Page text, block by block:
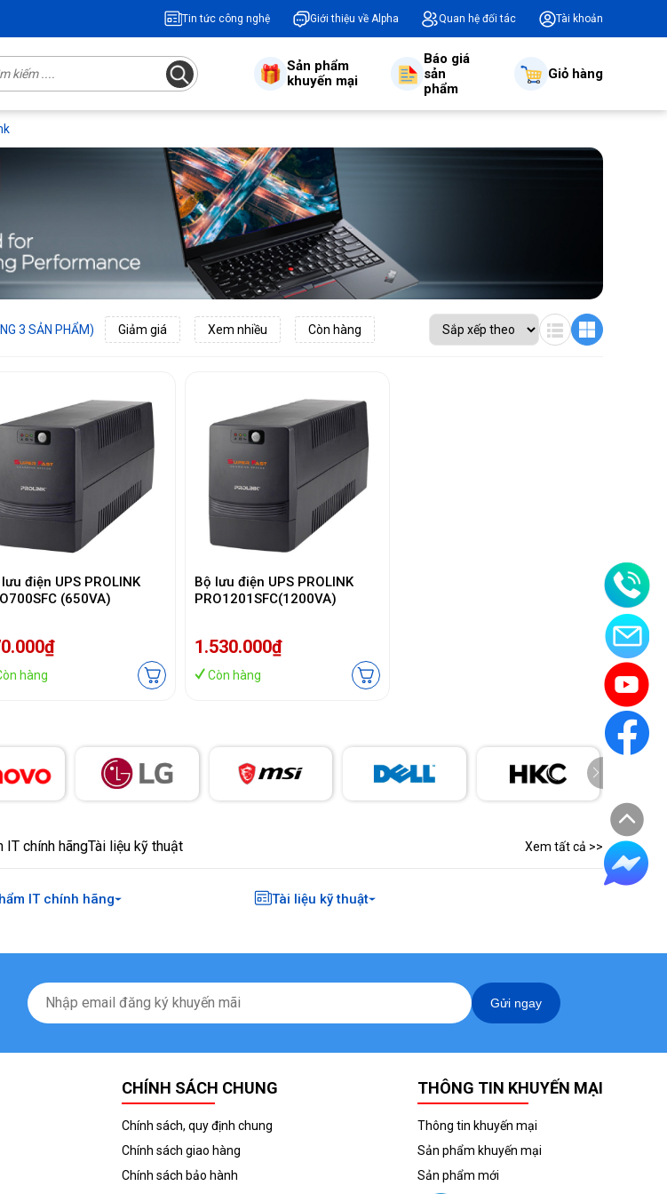
Tin tức công nghệ Giới thiệu về Alpha Quan hệ đối tác Tài khoản
Sản phẩm
khuyến mại
Báo giá
sản
phẩm
Giỏ hàng
3 SẢN PHẨM) Giảm giá Xem nhiều Còn hàng
điện UPS PROLINK
(650VA)
hàng
Bộ lưu điện UPS PROLINK
PRO1201SFC(1200VA)
1.530.000₫
Còn hàng
IT chính hãngTài liệu kỹ thuật Xem tất cả >>
IT chính hãng Tài liệu kỹ thuật
Gửi ngay
CHÍNH SÁCH CHUNG
Chính sách, quy định chung
Chính sách giao hàng
Chính sách bảo hành
THÔNG TIN KHUYẾN MẠI
Thông tin khuyến mại
Sản phẩm khuyến mại
Sản phẩm mới